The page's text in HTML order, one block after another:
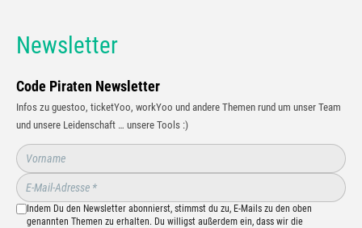
Newsletter
Code Piraten Newsletter
Infos zu guestoo, ticketYoo, workYoo und andere Themen rund um unser Team
und unsere Leidenschaft … unsere Tools :)
Indem Du den Newsletter abonnierst, stimmst du zu, E-Mails zu den oben
genannten Themen zu erhalten. Du willigst außerdem ein, dass wir die